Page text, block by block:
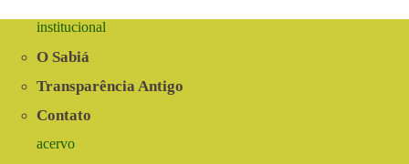
institucional
O Sabiá
Transparência Antigo
Contato
acervo